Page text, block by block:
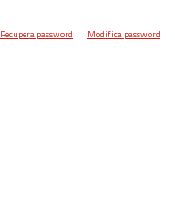
Recupera password Modifica password